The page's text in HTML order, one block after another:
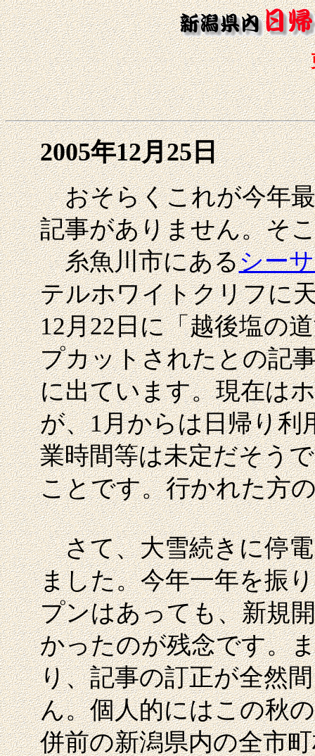
2005年12月25日
おそらくこれが今年最
記事がありません。そ
糸魚川市にあるシー
テルホワイトクリフに
12月22日に「越後塩の
プカットされたとの記
に出ています。現在は
が、1月からは日帰り利
業時間等は未定だそう
ことです。行かれた方
さて、大雪続きに停電
ました。今年一年を振
プンはあっても、新規
かったのが残念です。
り、記事の訂正が全然
ん。個人的にはこの秋
併前の新潟県内の全市